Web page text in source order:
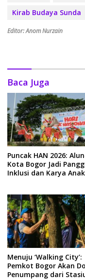
Kirab Budaya Sunda
Editor: Anom Nurzain
Baca Juga
Puncak HAN 2026:
Kota Bogor Jadi
Inklusi dan Karya Anak
Menuju ‘Walking City’:
Pemkot Bogor Akan
Penumpang dari